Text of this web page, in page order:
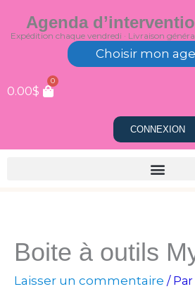
au
Agenda
Expédition chaque vendredi · Livraison
Choisir mon
0.00$
0
CONNEXION
Boite à outils
Laisser un commentaire / Par